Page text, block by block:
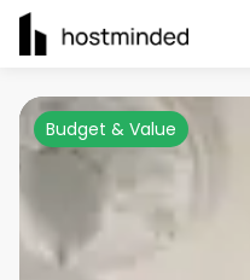
Budget & Value